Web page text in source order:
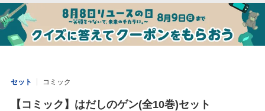
セット コミック
【コミック】はだしのゲン(全10巻)セット